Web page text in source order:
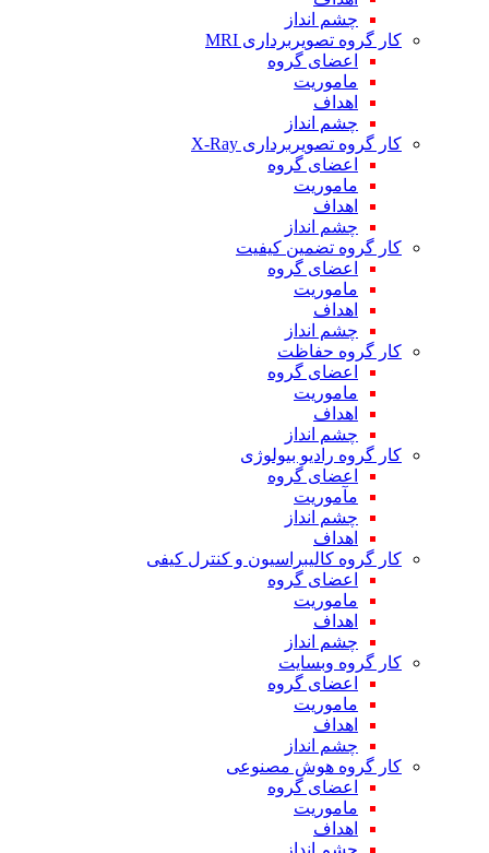
چشم انداز
کار گروه تصویربرداری MRI
اعضای گروه
ماموریت
اهداف
چشم انداز
کار گروه تصویربرداری X-Ray
اعضای گروه
ماموریت
اهداف
چشم انداز
کار گروه تضمین کیفیت
اعضای گروه
ماموریت
اهداف
چشم انداز
کار گروه حفاظت
اعضای گروه
ماموریت
اهداف
چشم انداز
کار گروه رادیو بیولوژی
اعضای گروه
مآموریت
چشم انداز
اهداف
کار گروه کالیبراسیون و کنترل کیفی
اعضای گروه
ماموریت
اهداف
چشم انداز
کار گروه وبسایت
اعضای گروه
ماموریت
اهداف
چشم انداز
کار گروه هوش مصنوعی
اعضای گروه
ماموریت
اهداف
چشم انداز